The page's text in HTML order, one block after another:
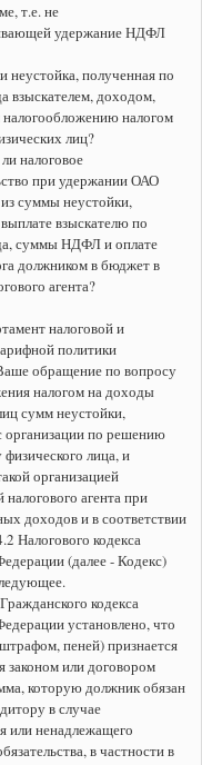
т.е. не
удержание НДФЛ
неустойка, полученная по
взыскателем, доходом,
налогом
лиц?
налоговое
при удержании ОАО
суммы неустойки,
взыскателю по
суммы НДФЛ и оплате
должником в бюджет в
агента?
налоговой и
политики
обращение по вопросу
налогом на доходы
сумм неустойки,
организации по решению
физического лица, и
организацией
налогового агента при
доходов и в соответствии
Налогового кодекса
(далее - Кодекс)
кодекса
установлено, что
пеней) признается
законом или договором
которую должник обязан
в случае
или ненадлежащего
в частности в